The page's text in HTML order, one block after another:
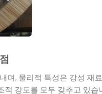
며, 물리적 특성은 강성 재
강도를 모두 갖추고 있습